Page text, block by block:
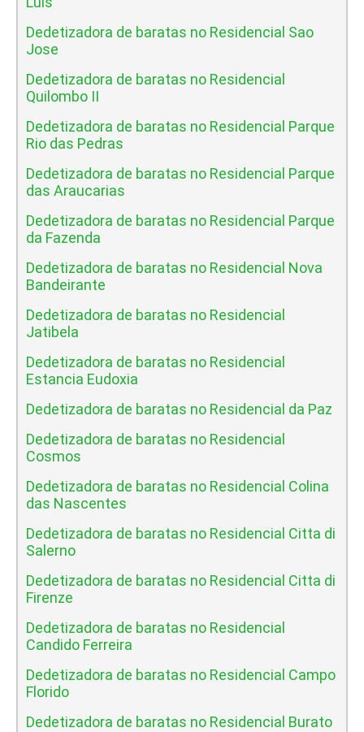
Dedetizadora de baratas no Residencial Sao
Jose
Dedetizadora de baratas no Residencial
Quilombo II
Dedetizadora de baratas no Residencial Parque
Rio das Pedras
Dedetizadora de baratas no Residencial Parque
das Araucarias
Dedetizadora de baratas no Residencial Parque
da Fazenda
Dedetizadora de baratas no Residencial Nova
Bandeirante
Dedetizadora de baratas no Residencial
Jatibela
Dedetizadora de baratas no Residencial
Estancia Eudoxia
Dedetizadora de baratas no Residencial da Paz
Dedetizadora de baratas no Residencial
Cosmos
Dedetizadora de baratas no Residencial Colina
das Nascentes
Dedetizadora de baratas no Residencial Citta di
Salerno
Dedetizadora de baratas no Residencial Citta di
Firenze
Dedetizadora de baratas no Residencial
Candido Ferreira
Dedetizadora de baratas no Residencial Campo
Florido
Dedetizadora de baratas no Residencial Burato